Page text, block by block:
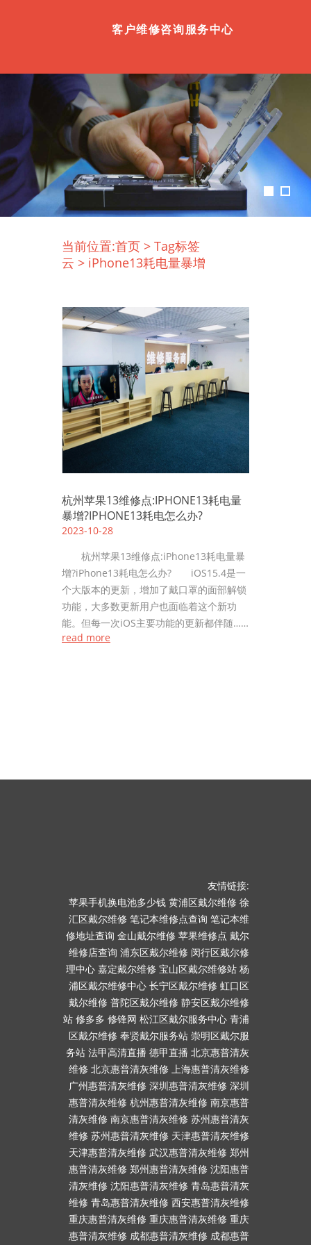
客户维修咨询服务中心
当前位置:首页 > Tag标签
云 > iPhone13耗电量暴增
杭州苹果13维修点:IPHONE13耗电量
暴增?IPHONE13耗电怎么办?
2023-10-28
杭州苹果13维修点:iPhone13耗电量暴
增?iPhone13耗电怎么办? iOS15.4是一
个大版本的更新，增加了戴口罩的面部解锁
功能，大多数更新用户也面临着这个新功
能。但每一次iOS主要功能的更新都伴随……
read more
友情链接:
苹果手机换电池多少钱 黄浦区戴尔维修 徐
汇区戴尔维修 笔记本维修点查询 笔记本维
修地址查询 金山戴尔维修 苹果维修点 戴尔
维修店查询 浦东区戴尔维修 闵行区戴尔修
理中心 嘉定戴尔维修 宝山区戴尔维修站 杨
浦区戴尔维修中心 长宁区戴尔维修 虹口区
戴尔维修 普陀区戴尔维修 静安区戴尔维修
站 修多多 修锋网 松江区戴尔服务中心 青浦
区戴尔维修 奉贤戴尔服务站 崇明区戴尔服
务站 法甲高清直播 德甲直播 北京惠普清灰
维修 北京惠普清灰维修 上海惠普清灰维修
广州惠普清灰维修 深圳惠普清灰维修 深圳
惠普清灰维修 杭州惠普清灰维修 南京惠普
清灰维修 南京惠普清灰维修 苏州惠普清灰
维修 苏州惠普清灰维修 天津惠普清灰维修
天津惠普清灰维修 武汉惠普清灰维修 郑州
惠普清灰维修 郑州惠普清灰维修 沈阳惠普
清灰维修 沈阳惠普清灰维修 青岛惠普清灰
维修 青岛惠普清灰维修 西安惠普清灰维修
重庆惠普清灰维修 重庆惠普清灰维修 重庆
惠普清灰维修 成都惠普清灰维修 成都惠普